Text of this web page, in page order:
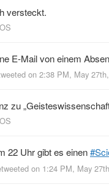
versteckt.
E-Mail von einem
on 2:38 PM, May
zu
22 Uhr gibt es einen
on 1:24 PM, May